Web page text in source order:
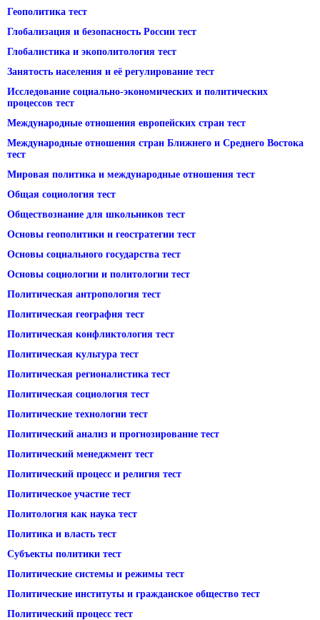
Геополитика тест
Глобализация и безопасность России тест
Глобалистика и экополитология тест
Занятость населения и её регулирование тест
Исследование социально-экономических и политических
процессов тест
Международные отношения европейских стран тест
Международные отношения стран Ближнего и Среднего Востока
тест
Мировая политика и международные отношения тест
Общая социология тест
Обществознание для школьников тест
Основы геополитики и геостратегии тест
Основы социального государства тест
Основы социологии и политологии тест
Политическая антропология тест
Политическая география тест
Политическая конфликтология тест
Политическая культура тест
Политическая регионалистика тест
Политическая социология тест
Политические технологии тест
Политический анализ и прогнозирование тест
Политический менеджмент тест
Политический процесс и религия тест
Политическое участие тест
Политология как наука тест
Политика и власть тест
Субъекты политики тест
Политические системы и режимы тест
Политические институты и гражданское общество тест
Политический процесс тест